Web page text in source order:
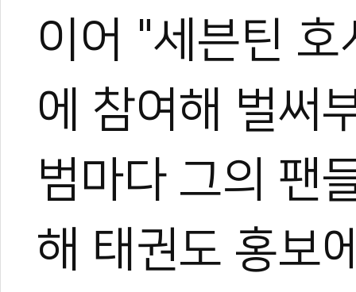
이어 "세븐틴
에 참여해 벌써
범마다 그의 팬
해 태권도 홍보